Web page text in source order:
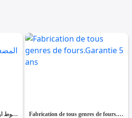
مكنات صناعة الفحم المضغوط او مشروع مشابه في ال بروساس Fabrication de tous genres de fours.Garantie 5 ans